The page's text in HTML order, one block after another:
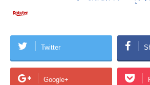
Twitter
Google+